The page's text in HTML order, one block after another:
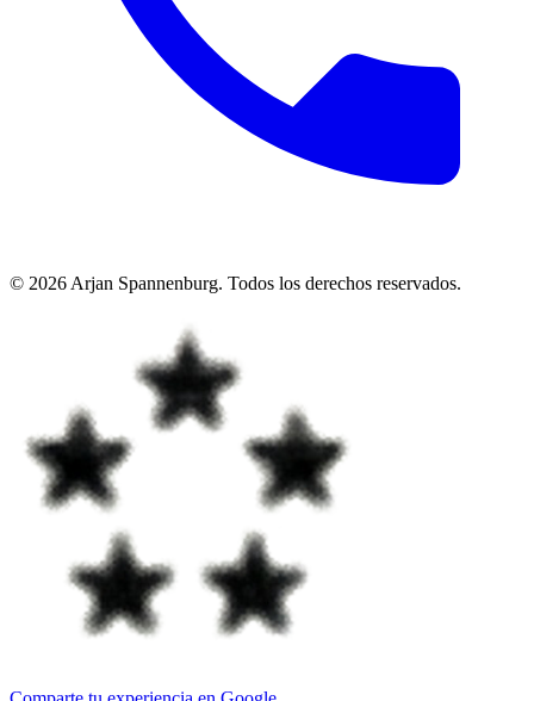
© 2026 Arjan Spannenburg. Todos los derechos reservados.